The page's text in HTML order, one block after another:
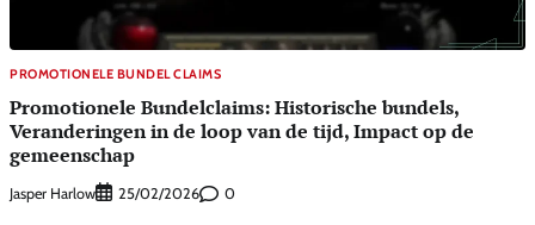
PROMOTIONELE BUNDEL CLAIMS
Promotionele Bundelclaims: Historische bundels,
Veranderingen in de loop van de tijd, Impact op de
gemeenschap
Jasper Harlow 25/02/2026 0